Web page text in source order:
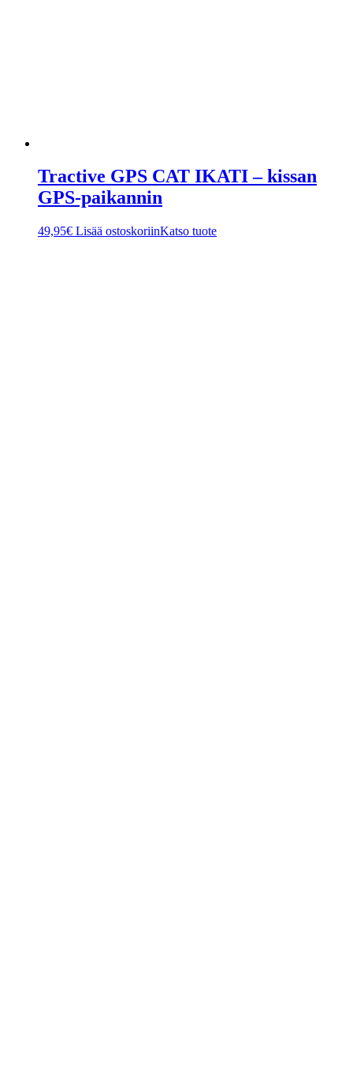
Tractive GPS CAT IKATI – kissan
GPS-paikannin
49,95€ Lisää ostoskoriinKatso tuote